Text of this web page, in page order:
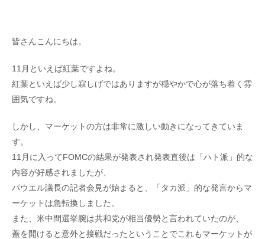
皆さんこんにちは。
11月といえば紅葉ですよね。
紅葉といえば少し寂しげではありますが穏やかで心が落ち着く雰
囲気ですね。
しかし、マーケットの方は非常に激しい動きになってきていま
す。
11月に入ってFOMCの結果が発表され発表直後は「ハト派」的な
内容が好感されましたが、
パウエル議長の記者会見が始まると、「タカ派」的な発言からマ
ーケットは急転換しました。
また、米中間選挙腕は共和党が相当優勢と言われていたのが、
蓋を開けると意外と接戦だったということでこれもマーケットが